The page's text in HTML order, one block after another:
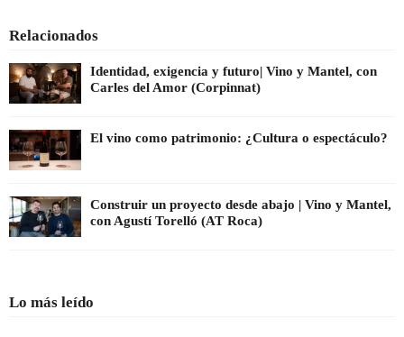
Relacionados
Identidad, exigencia y futuro| Vino y Mantel, con
Carles del Amor (Corpinnat)
El vino como patrimonio: ¿Cultura o espectáculo?
Construir un proyecto desde abajo | Vino y Mantel,
con Agustí Torelló (AT Roca)
Lo más leído